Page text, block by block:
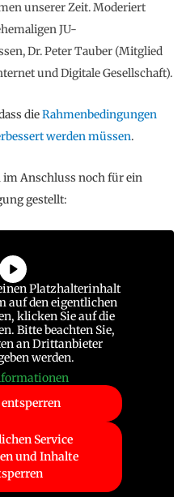
unserer Zeit. Moderiert
JU-
Dr. Peter Tauber (Mitglied
und Digitale Gesellschaft).
dieRahmenbedingungen
werden müssen.
im Anschluss noch für ein
gestellt:
Platzhalterinhalt
auf den eigentlichen
klicken Sie auf die
Bitte beachten Sie,
an Drittanbieter
werden.
Service
und Inhalte